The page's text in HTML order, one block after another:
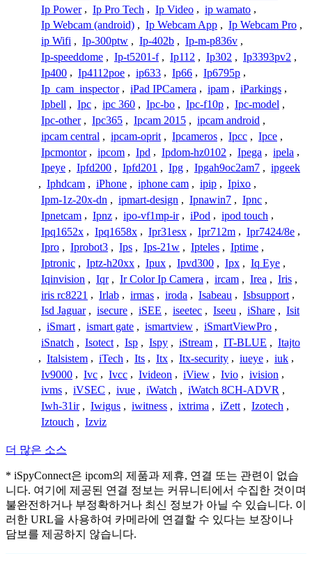
Ip Power , Ip Pro Tech , Ip Video , ip wamato ,
Ip Webcam (android) , Ip Webcam App , Ip Webcam Pro ,
ip Wifi , Ip-300ptw , Ip-402b , Ip-m-p836v ,
Ip-speeddome , Ip-t5201-f , Ip112 , Ip302 , Ip3393pv2 ,
Ip400 , Ip4112poe , ip633 , Ip66 , Ip6795p ,
Ip_cam_inspector , iPad IPCamera , ipam , iParkings ,
Ipbell , Ipc , ipc 360 , Ipc-bo , Ipc-f10p , Ipc-model ,
Ipc-other , Ipc365 , Ipcam 2015 , ipcam android ,
ipcam central , ipcam-oprit , Ipcameros , Ipcc , Ipce ,
Ipcmontor , ipcom , Ipd , Ipdom-hz0102 , Ipega , ipela ,
Ipeye , Ipfd200 , Ipfd201 , Ipg , Ipgah9oc2am7 , ipgeek
, Iphdcam , iPhone , iphone cam , ipip , Ipixo ,
Ipm-1z-20x-dn , ipmart-design , Ipnawin7 , Ipnc ,
Ipnetcam , Ipnz , ipo-vf1mp-ir , iPod , ipod touch ,
Ipq1652x , Ipq1658x , Ipr31esx , Ipr712m , Ipr7424/8e ,
Ipro , Iprobot3 , Ips , Ips-21w , Ipteles , Iptime ,
Iptronic , Iptz-h20xx , Ipux , Ipvd300 , Ipx , Iq Eye ,
Iqinvision , Iqr , Ir Color Ip Camera , ircam , Irea , Iris ,
iris rc8221 , Irlab , irmas , iroda , Isabeau , Isbsupport ,
Isd Jaguar , isecure , iSEE , iseetec , Iseeu , iShare , Isit
, iSmart , ismart gate , ismartview , iSmartViewPro ,
iSnatch , Isotect , Isp , Ispy , iStream , IT-BLUE , Itajto
, Italsistem , iTech , Its , Itx , Itx-security , iueye , iuk ,
Iv9000 , Ivc , Ivcc , Ivideon , iView , Ivio , ivision ,
ivms , iVSEC , ivue , iWatch , iWatch 8CH-ADVR ,
Iwh-31ir , Iwigus , iwitness , ixtrima , iZett , Izotech ,
Iztouch , Izviz
더 많은 소스
* iSpyConnect은 ipcom의 제품과 제휴, 연결 또는 관련이 없습
니다. 여기에 제공된 연결 정보는 커뮤니티에서 수집한 것이며
불완전하거나 부정확하거나 최신 정보가 아닐 수 있습니다. 이
러한 URL을 사용하여 카메라에 연결할 수 있다는 보장이나
담보를 제공하지 않습니다.